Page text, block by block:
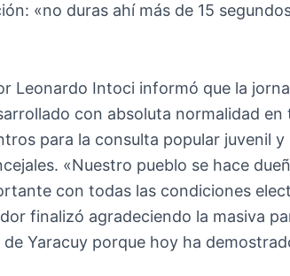
«no duras ahí más de 15
Leonardo Intoci informó que la
con absoluta normalidad en
para la consulta popular juvenil
«Nuestro pueblo se hace
con todas las condiciones
finalizó agradeciendo la masiva
Yaracuy porque hoy ha